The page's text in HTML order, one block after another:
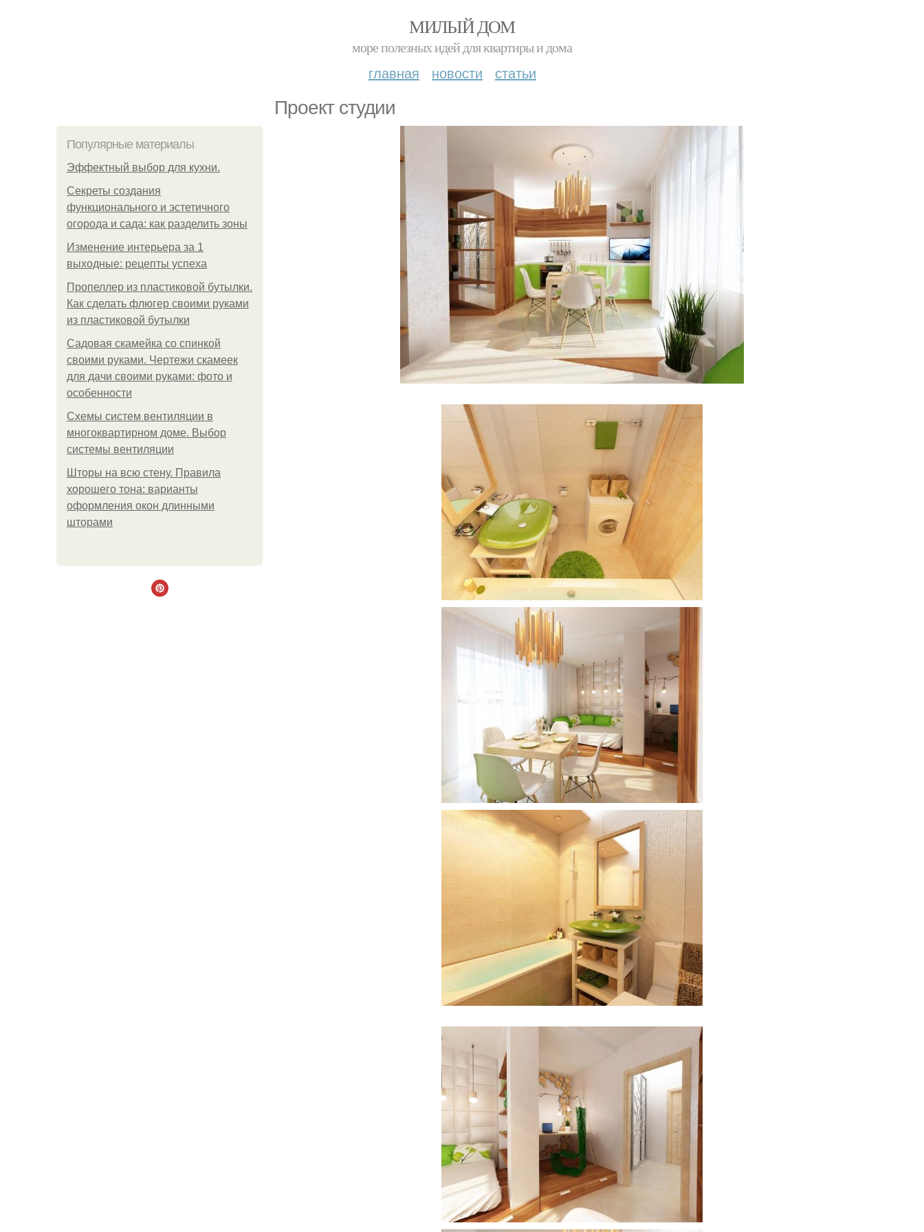
МИЛЫЙ ДОМ
море полезных идей для квартиры и дома
главная новости статьи
Проект студии
Популярные материалы
Эффектный выбор для кухни.
Секреты создания
функционального и эстетичного
огорода и сада: как разделить зоны
Изменение интерьера за 1
выходные: рецепты успеха
Пропеллер из пластиковой бутылки.
Как сделать флюгер своими руками
из пластиковой бутылки
Садовая скамейка со спинкой
своими руками. Чертежи скамеек
для дачи своими руками: фото и
особенности
Схемы систем вентиляции в
многоквартирном доме. Выбор
системы вентиляции
Шторы на всю стену. Правила
хорошего тона: варианты
оформления окон длинными
шторами